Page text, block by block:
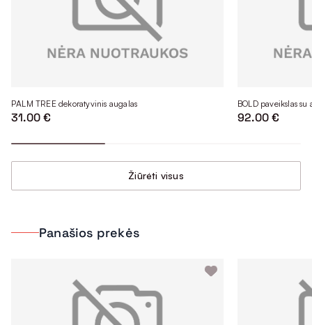
PALM TREE dekoratyvinis augalas
31.00 €
BOLD paveikslas
92.00 €
Žiūrėti visus
Panašios prekės